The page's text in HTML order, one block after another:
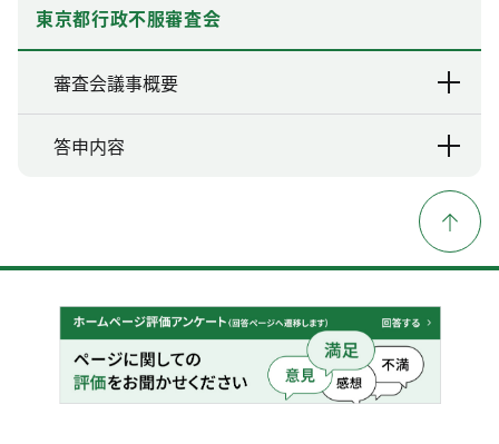
東京都行政不服審査会
審査会議事概要
答申内容